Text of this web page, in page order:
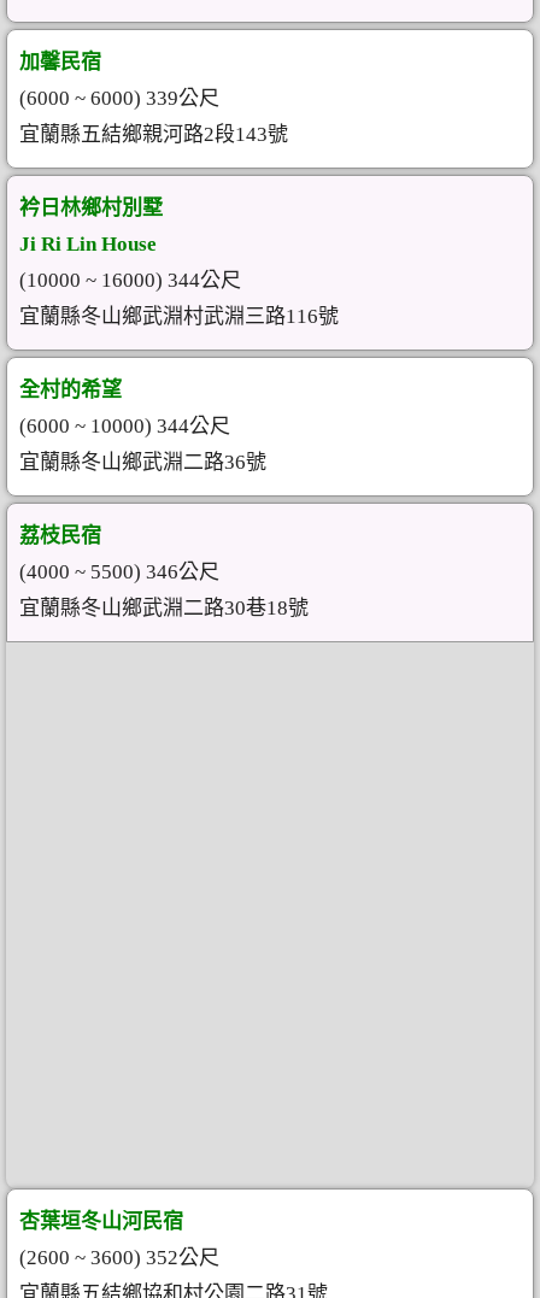
加馨民宿
(6000 ~ 6000) 339公尺
宜蘭縣五結鄉親河路2段143號
衿日林鄉村別墅
Ji Ri Lin House
(10000 ~ 16000) 344公尺
宜蘭縣冬山鄉武淵村武淵三路116號
全村的希望
(6000 ~ 10000) 344公尺
宜蘭縣冬山鄉武淵二路36號
荔枝民宿
(4000 ~ 5500) 346公尺
宜蘭縣冬山鄉武淵二路30巷18號
杏葉垣冬山河民宿
(2600 ~ 3600) 352公尺